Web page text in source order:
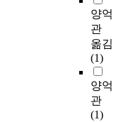
양억
관
옮김
(1)
양억
관
(1)